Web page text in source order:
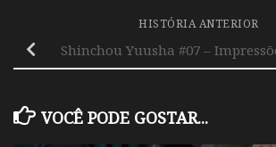
HISTÓRIA ANTERIOR
Shinchou Yuusha #07 –
VOCÊ PODE GOSTAR...